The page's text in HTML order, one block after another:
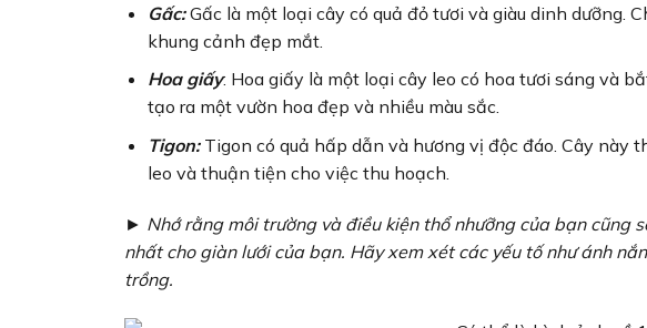
Gấc:Gấc là một loại cây có quả đỏ tươi và giàu dinh dưỡng.
khung cảnh đẹp mắt.
Hoa giấy: Hoa giấy là một loại cây leo có hoa tươi sáng và
tạo ra một vườn hoa đẹp và nhiều màu sắc.
Tigon:Tigon có quả hấp dẫn và hương vị độc đáo. Cây này
leo và thuận tiện cho việc thu hoạch.
► Nhớ rằng môi trường và điều kiện thổ nhưỡng của bạn cũng
nhất cho giàn lưới của bạn. Hãy xem xét các yếu tố như ánh
trồng.